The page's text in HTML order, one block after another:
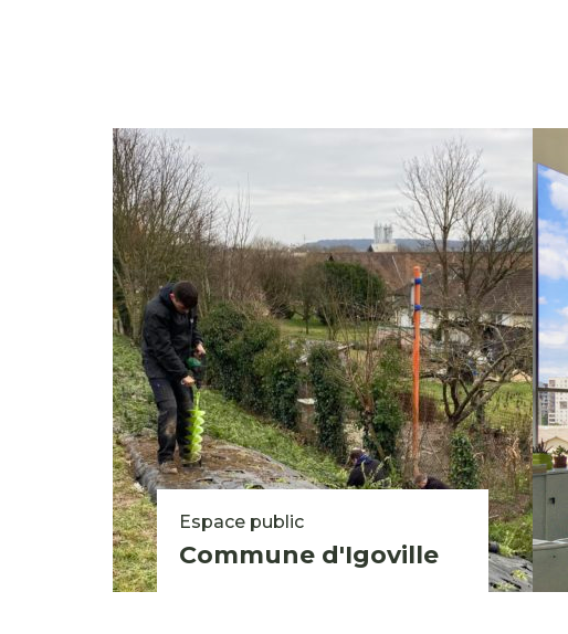
Espace public
Commune d'Igoville